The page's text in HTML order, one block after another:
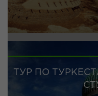
ТУР ПО